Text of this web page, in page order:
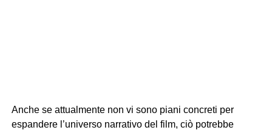
Anche se attualmente non vi sono piani concreti per
espandere l’universo narrativo del film, ciò potrebbe